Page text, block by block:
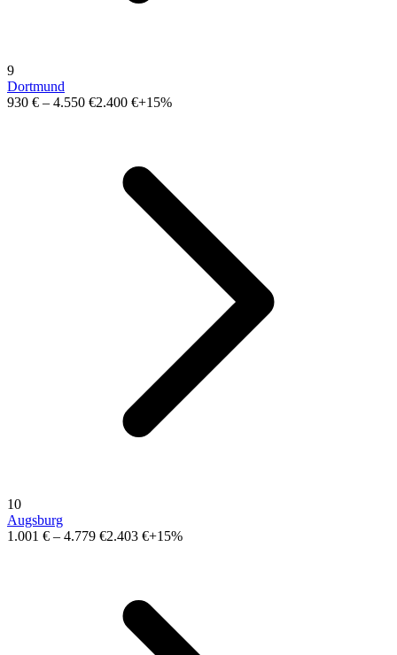
9
Dortmund
930 € – 4.550 €2.400 €+15%
10
Augsburg
1.001 € – 4.779 €2.403 €+15%